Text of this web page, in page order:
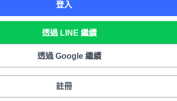
登入
透過 LINE 繼續
透過 Google 繼續
註冊